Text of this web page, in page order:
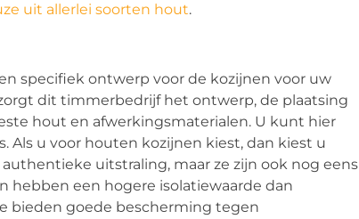
uit allerlei soorten hout.
specifiek ontwerp voor de kozijnen voor uw
dit timmerbedrijf het ontwerp, de plaatsing
hout en afwerkingsmaterialen. U kunt hier
Als u voor houten kozijnen kiest, dan kiest u
uitstraling, maar ze zijn ook nog eens
hebben een hogere isolatiewaarde dan
bieden goede bescherming tegen